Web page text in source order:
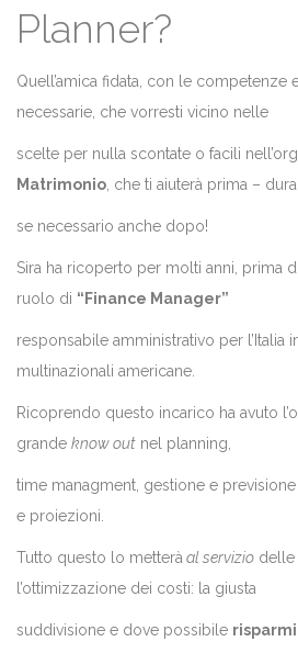
Planner?
Quell’amica fidata, con le competenze
necessarie, che vorresti vicino nelle
scelte per nulla scontate o facili
Matrimonio , che ti aiuterà prima –
se necessario anche dopo!
Sira ha ricoperto per molti anni, prima
ruolo di “Finance Manager”
responsabile amministrativo per l’Italia
multinazionali americane.
Ricoprendo questo incarico ha avuto
grande know out nel planning,
time managment, gestione e
e proiezioni.
Tutto questo lo metterà al servizio
l’ottimizzazione dei costi: la giusta
suddivisione e dove possibile